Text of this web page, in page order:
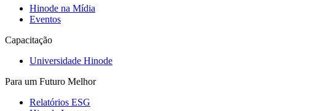
Hinode na Mídia
Eventos
Capacitação
Universidade Hinode
Para um Futuro Melhor
Relatórios ESG